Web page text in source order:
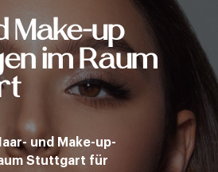
Make-up
im Raum
und Make-up-
Stuttgart für